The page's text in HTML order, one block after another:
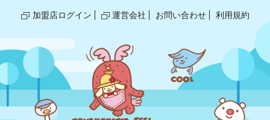
加盟店ログイン 運営会社 お問い合わせ 利用規約